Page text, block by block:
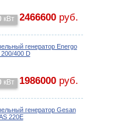
кВт 2466600руб.
генератор Energo
200/400 D
кВт 1986000руб.
генератор Gesan
220E